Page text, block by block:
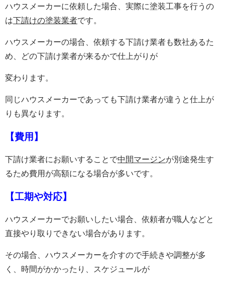
ハウスメーカーに依頼した場合、実際に塗装工事を行うの
は下請けの塗装業者です。
ハウスメーカーの場合、依頼する下請け業者も数社あるた
め、どの下請け業者が来るかで仕上がりが
変わります。
同じハウスメーカーであっても下請け業者が違うと仕上が
りも異なります。
【費用】
下請け業者にお願いすることで中間マージンが別途発生す
るため費用が高額になる場合が多いです。
【工期や対応】
ハウスメーカーでお願いしたい場合、依頼者が職人などと
直接やり取りできない場合があります。
その場合、ハウスメーカーを介すので手続きや調整が多
く、時間がかかったり、スケジュールが